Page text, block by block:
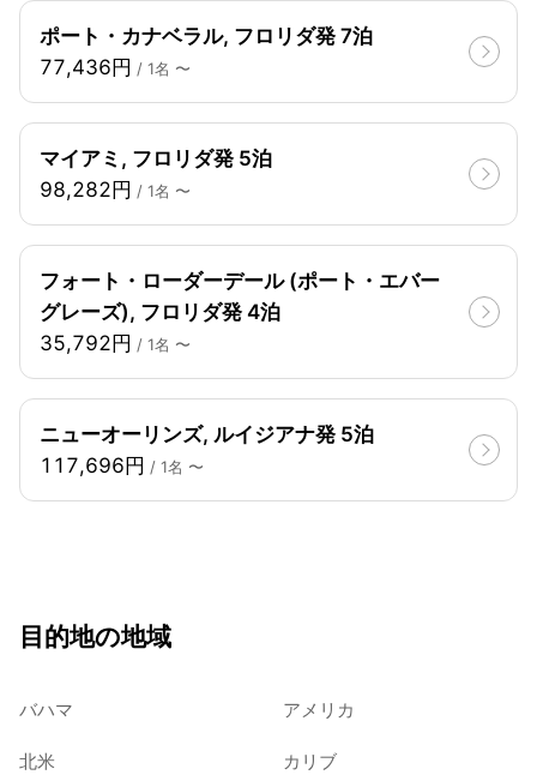
ポート・カナベラル, フロリダ発 7泊
77,436円 / 1名 〜
マイアミ, フロリダ発 5泊
98,282円 / 1名 〜
フォート・ローダーデール (ポート・エバー
グレーズ), フロリダ発 4泊
35,792円 / 1名 〜
ニューオーリンズ, ルイジアナ発 5泊
117,696円 / 1名 〜
目的地の地域
バハマ アメリカ
北米 カリブ